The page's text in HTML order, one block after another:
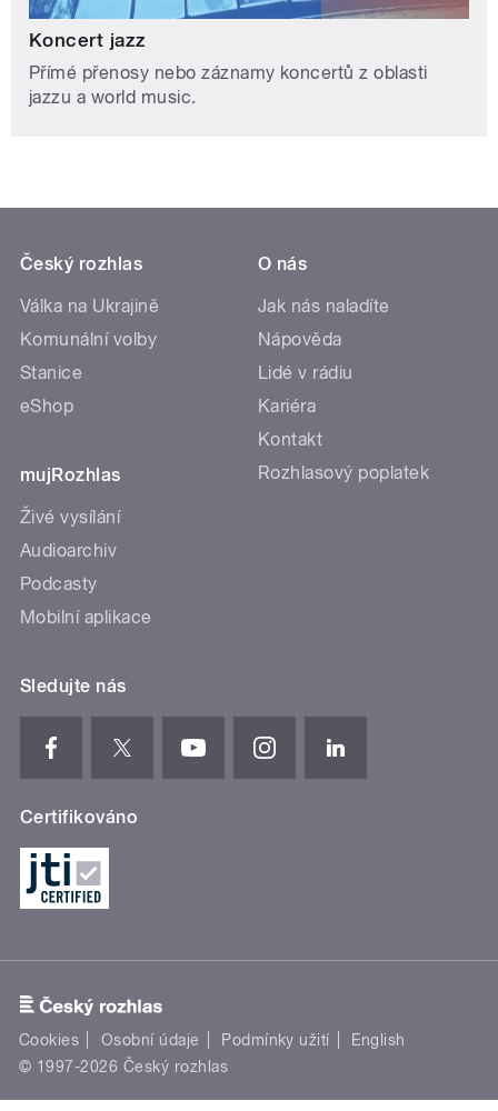
Koncert jazz
Přímé přenosy nebo záznamy koncertů z oblasti
jazzu a world music.
Český rozhlas
Válka na Ukrajině
Komunální volby
Stanice
eShop
mujRozhlas
Živé vysílání
Audioarchiv
Podcasty
Mobilní aplikace
O nás
Jak nás naladíte
Nápověda
Lidé v rádiu
Kariéra
Kontakt
Rozhlasový poplatek
Sledujte nás
Certifikováno
Cookies Osobní údaje Podmínky užití
English
© 1997-2026 Český rozhlas